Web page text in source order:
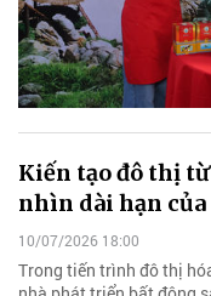
Kiến tạo đô thị
nhìn dài hạn
10/07/2026 18:00
Trong tiến trình đô thị